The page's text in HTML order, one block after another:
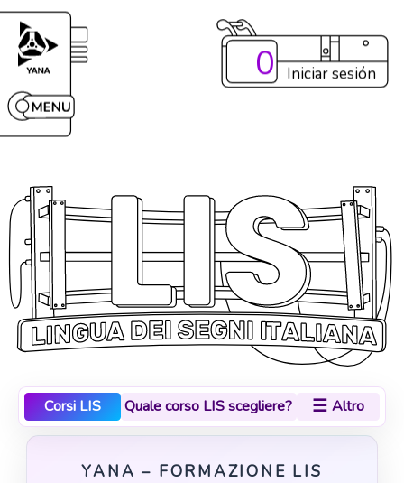
Iniciar sesión
0
Corsi LIS Quale corso LIS scegliere? ☰ Altro
YANA – FORMAZIONE LIS